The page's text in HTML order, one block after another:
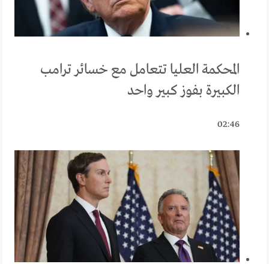
المحكمة العليا تتعامل مع خسائر ترامب
الكبيرة بفوز كبير واحد
02:46